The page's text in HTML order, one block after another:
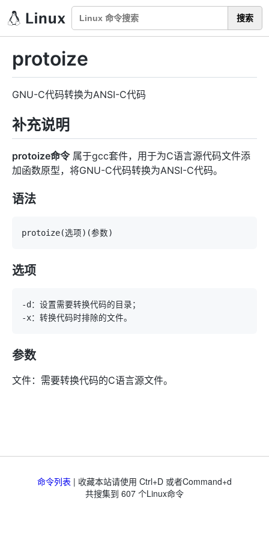
搜索
protoize
GNU-C代码转换为ANSI-C代码
补充说明
protoize命令属于gcc套件，用于为C语言源代码文件添
加函数原型，将GNU-C代码转换为ANSI-C代码。
语法
protoize(选项) (参数)
选项
参数
文件：需要转换代码的C语言源文件。
命令列表 | 收藏本站请使用 Ctrl+D 或者Command+d
共搜集到 607 个Linux命令